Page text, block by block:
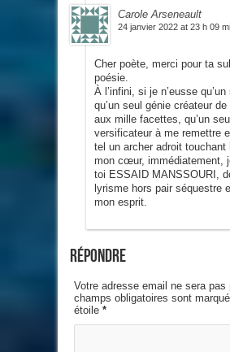
Carole Arseneault
24 janvier 2022 at 23 h 09
Cher poète, merci pour ta
poésie.
À l’infini, si je n’eusse
qu’un seul génie créateur
aux mille facettes, qu’un seul
versificateur à me remettre
tel un archer adroit touchant
mon cœur, immédiatement,
toi ESSAID MANSSOURI,
lyrisme hors pair séquestre
mon esprit.
Répondre
Votre adresse email ne sera pas
champs obligatoires sont
étoile *